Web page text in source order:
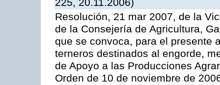
225, 20.11.2006)
Resolución, 21 mar 2007, de la
de la Consejería de Agricultura,
que se convoca, para el presente
terneros destinados al engorde,
de Apoyo a las Producciones
Orden de 10 de noviembre de